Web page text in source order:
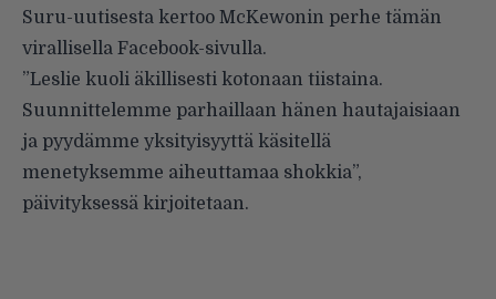
Suru-uutisesta kertoo McKewonin perhe tämän
virallisella Facebook-sivulla.
”Leslie kuoli äkillisesti kotonaan tiistaina.
Suunnittelemme parhaillaan hänen hautajaisiaan
ja pyydämme yksityisyyttä käsitellä
menetyksemme aiheuttamaa shokkia”,
päivityksessä kirjoitetaan.